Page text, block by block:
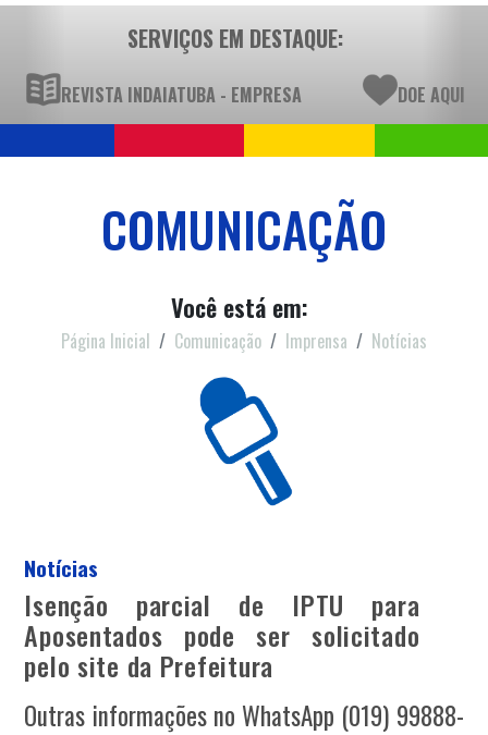
SERVIÇOS EM DESTAQUE:
REVISTA INDAIATUBA - EMPRESA DOE AQUI
COMUNICAÇÃO
Você está em:
Página Inicial Comunicação Imprensa Notícias
Notícias
Isenção parcial de IPTU para
Aposentados pode ser solicitado
pelo site da Prefeitura
Outras informações no WhatsApp (019) 99888-